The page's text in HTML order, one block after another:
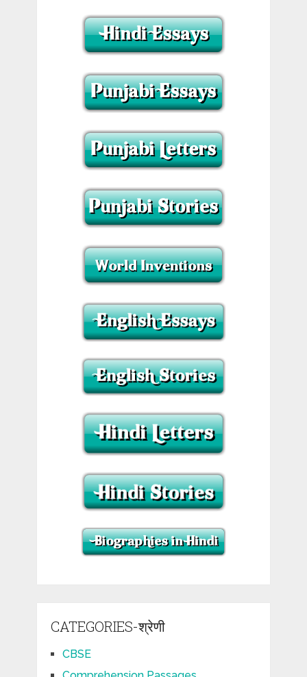
CATEGORIES-श्रेणी
CBSE